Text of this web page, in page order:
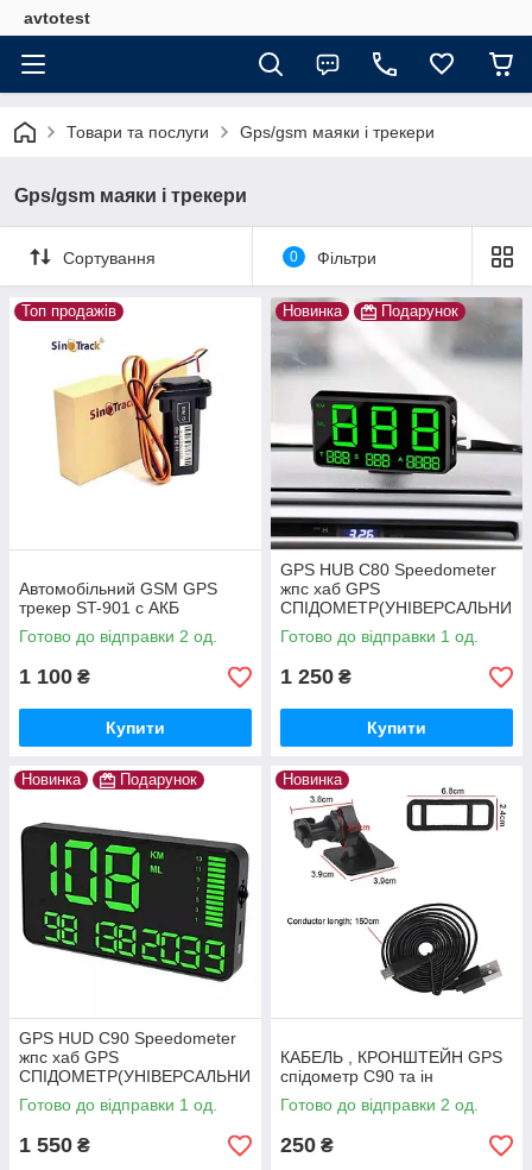
avtotest
Товари та послуги Gps/gsm маяки і трекери
Gps/gsm маяки і трекери
Сортування 0 Фільтри
Топ продажів
Автомобільний GSM GPS
трекер ST-901 c АКБ
Готово до відправки 2 од.
1 100 ₴
Купити
Новинка Подарунок
GPS HUB C80 Speedometer
жпс хаб GPS
СПІДОМЕТР(УНІВЕРСАЛЬНИ
Й)
Готово до відправки 1 од.
1 250 ₴
Купити
Новинка Подарунок
GPS HUD C90 Speedometer
жпс хаб GPS
СПІДОМЕТР(УНІВЕРСАЛЬНИ
Й)
Готово до відправки 1 од.
1 550 ₴
Новинка
КАБЕЛЬ , КРОНШТЕЙН GPS
спідометр С90 та ін
Готово до відправки 2 од.
250 ₴